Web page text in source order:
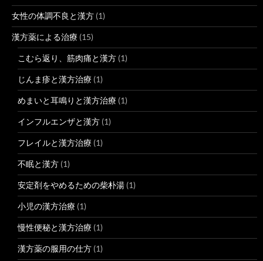
女性の体調不良と漢方 (1)
漢方薬による治療 (15)
こむら返り、筋肉痛と漢方 (1)
じんま疹と漢方治療 (1)
めまいと耳鳴りと漢方治療 (1)
インフルエンザと漢方 (1)
フレイルと漢方治療 (1)
不眠と漢方 (1)
安定剤をやめるための柴朴湯 (1)
小児の漢方治療 (1)
慢性便秘と漢方治療 (1)
漢方薬の服用の仕方 (1)